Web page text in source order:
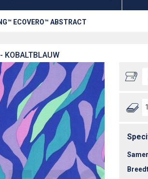
ECOVERO™ ABSTRACT
KOBALTBLAUW